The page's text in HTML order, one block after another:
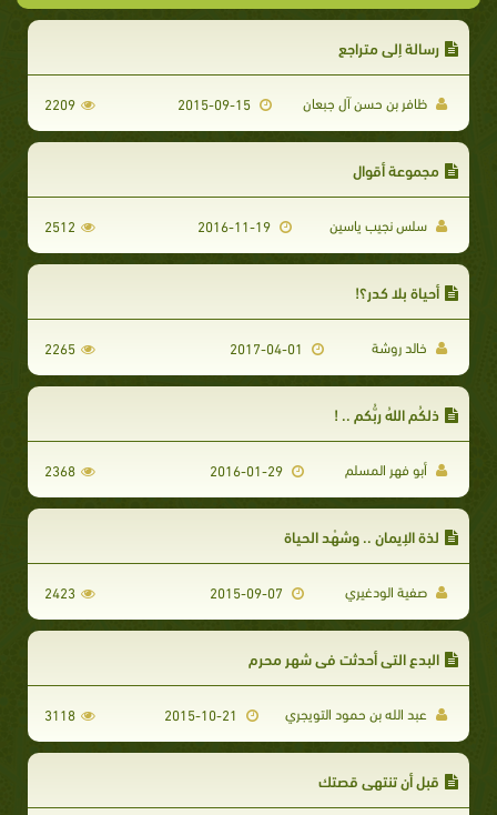
رسالة إلى متراجع
ظافر بن حسن آل جبعان 2209
مجموعة أقوال
سلس نجيب ياسين 2512
أحياة بلا كدر؟!
خالد روشة 2265
ذلكُم اللهُ ربُّكم .. !
أبو فهر المسلم 2016-01-29
2368
لذة الإيمان .. وشهْد الحياة
صفية الودغيري 2423
البدع التي أحدثت في شهر محرم
عبد الله بن حمود التويجري 3118
قبل أن تنتهى قصتك